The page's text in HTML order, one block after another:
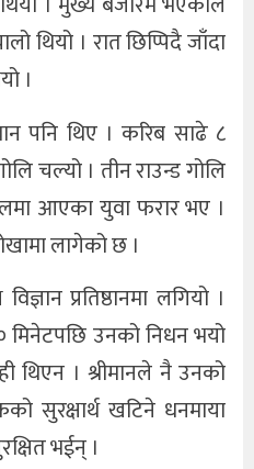
थियो । रात छिप्पिदै जाँदा
।
पनि थिए । करिब साढे ८
चल्यो । तीन राउन्ड गोलि
आएका युवा फरार भए ।
लागेको छ ।
प्रतिष्ठानमा लगियो ।
मिनेटपछि उनको निधन भयो
थिएन । श्रीमानले नै उनको
सुरक्षार्थ खटिने धनमाया
भईन् ।